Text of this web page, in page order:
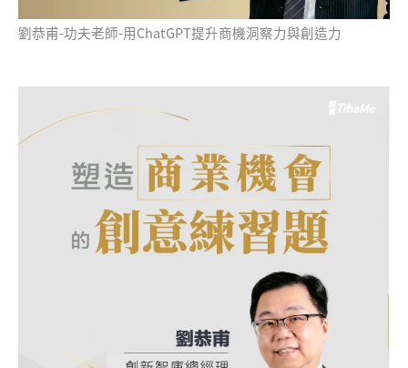
劉恭甫-功夫老師-用ChatGPT提升商機洞察力與創造力